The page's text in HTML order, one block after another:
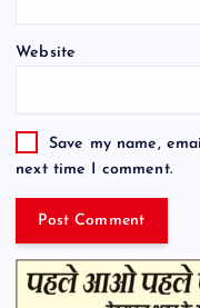
Website
Save my name,
next time I comment.